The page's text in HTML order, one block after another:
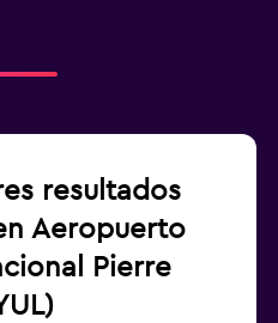
resultados
Aeropuerto
Pierre